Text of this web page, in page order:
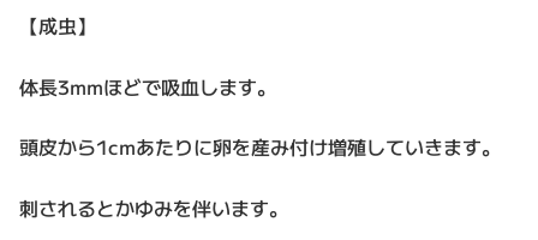
【成虫】
体長3mmほどで吸血します。
頭皮から1cmあたりに卵を産み付け増殖していきます。
刺されるとかゆみを伴います。